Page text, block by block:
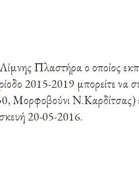
Πλαστήρα ο οποίος
2015-2019 μπορείτε να
Μορφοβούνι Ν.Καρδίτσας)
20-05-2016.